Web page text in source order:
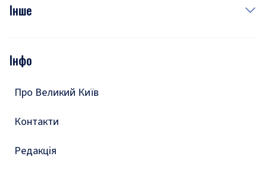
Фото
Подкасти
Інше
Тести
Інфо
Про Великий Київ
Контакти
Редакція